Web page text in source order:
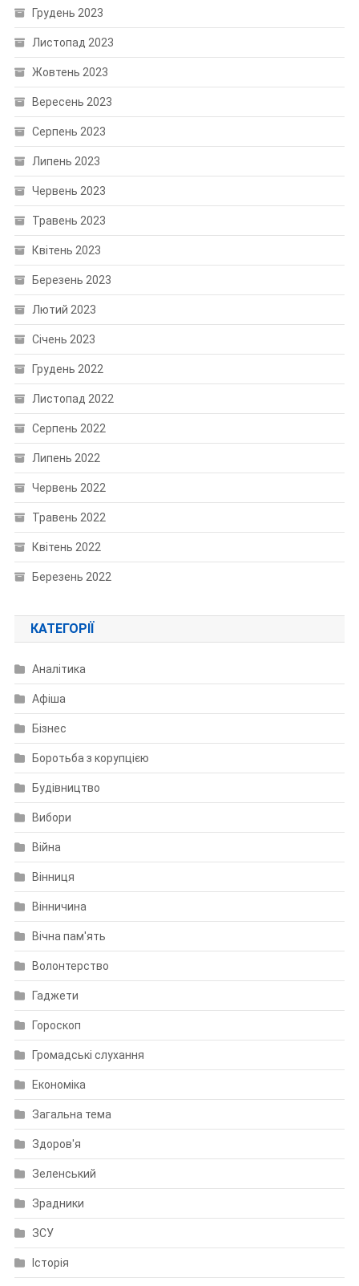
Грудень 2023
Листопад 2023
Жовтень 2023
Вересень 2023
Серпень 2023
Липень 2023
Червень 2023
Травень 2023
Квітень 2023
Березень 2023
Лютий 2023
Січень 2023
Грудень 2022
Листопад 2022
Серпень 2022
Липень 2022
Червень 2022
Травень 2022
Квітень 2022
Березень 2022
КАТЕГОРІЇ
Аналітика
Афіша
Бізнес
Боротьба з корупцією
Будівництво
Вибори
Війна
Вінниця
Вінничина
Вічна пам'ять
Волонтерство
Гаджети
Гороскоп
Громадські слухання
Економіка
Загальна тема
Здоров'я
Зеленський
Зрадники
ЗСУ
Історія